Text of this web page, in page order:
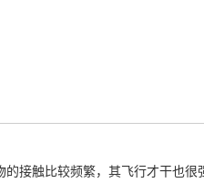
接触比较频繁，其飞行才干也很